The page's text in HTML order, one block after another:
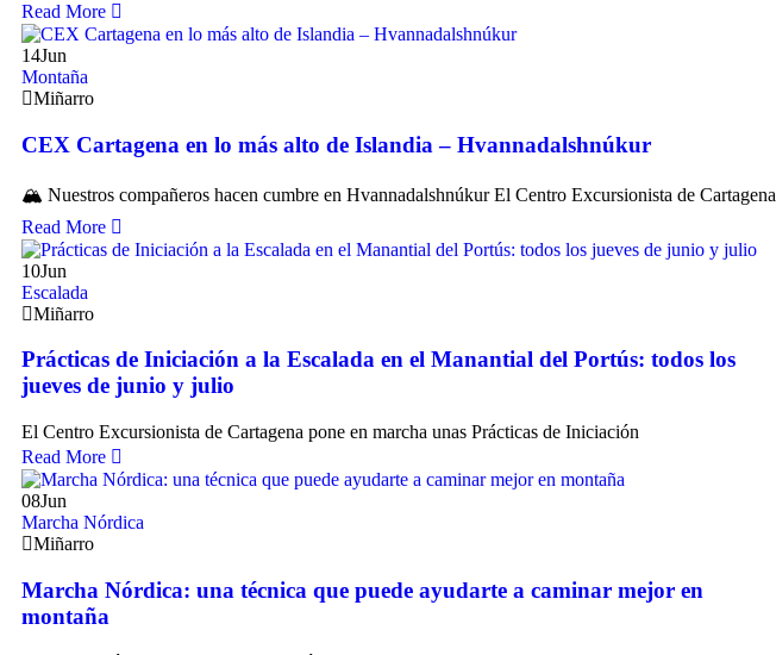
Read More
14Jun
Montaña
Miñarro
CEX Cartagena en lo más alto de Islandia – Hvannadalshnúkur
🏔️ Nuestros compañeros hacen cumbre en Hvannadalshnúkur El Centro Excursionista de Cartagena
Read More
10Jun
Escalada
Miñarro
Prácticas de Iniciación a la Escalada en el Manantial del Portús: todos los
jueves de junio y julio
El Centro Excursionista de Cartagena pone en marcha unas Prácticas de Iniciación
Read More
08Jun
Marcha Nórdica
Miñarro
Marcha Nórdica: una técnica que puede ayudarte a caminar mejor en
montaña